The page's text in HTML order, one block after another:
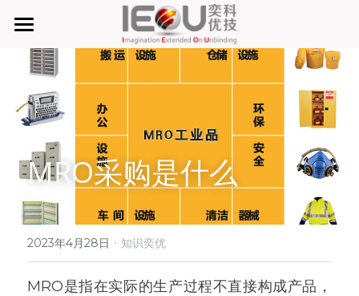
首页
微仓
D系微仓（热销）
产品与服务
单元智慧化
6S精益管理必备品
行业应用及案列
MRO工业物料智能化管理
手机平板智能存储
关于奕优
公司介绍
搜索
MRO采购是什么
2023年4月28日 · 知识奕优
MRO是指在实际的生产过程不直接构成产品，